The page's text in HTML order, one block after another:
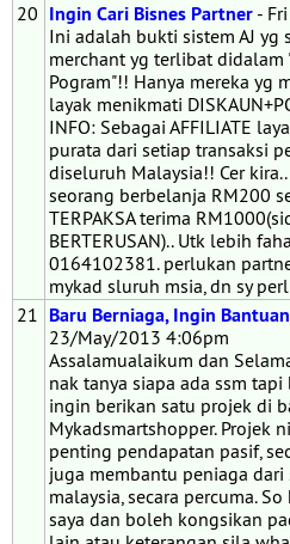
20 Ingin Cari Bisnes Partner -
Ini adalah bukti sistem AJ
merchant yg terlibat didalam
Pogram"!! Hanya mereka yg
layak menikmati
INFO: Sebagai AFFILIATE
purata dari setiap transaksi
diseluruh Malaysia!! Cer
seorang berbelanja RM200
TERPAKSA terima
BERTERUSAN).. Utk lebih
0164102381. perlukan
mykad sluruh msia, dn sy
21 Baru Berniaga, Ingin
23/May/2013 4:06pm
Assalamualaikum dan
nak tanya siapa ada ssm tapi
ingin berikan satu projek di
Mykadsmartshopper. Projek
penting pendapatan pasif,
juga membantu peniaga
malaysia, secara percuma.
saya dan boleh kongsikan